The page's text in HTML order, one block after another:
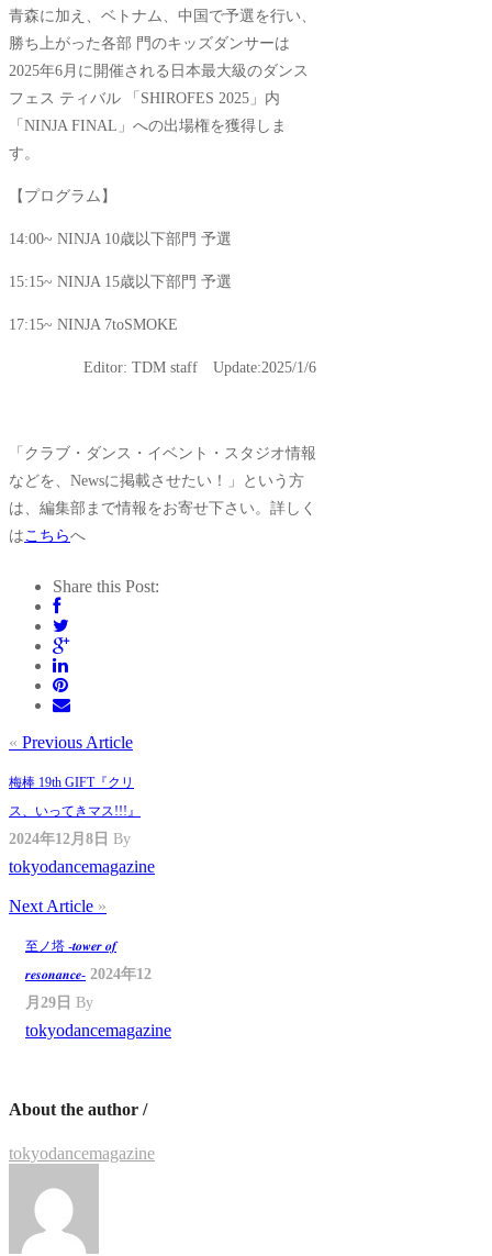
青森に加え、ベトナム、中国で予選を行い、
勝ち上がった各部 門のキッズダンサーは
2025年6月に開催される日本最大級のダンス
フェス ティバル 「SHIROFES 2025」内
「NINJA FINAL」への出場権を獲得しま
す。
【プログラム】
14:00~ NINJA 10歳以下部門 予選
15:15~ NINJA 15歳以下部門 予選
17:15~ NINJA 7toSMOKE
Editor: TDM staff Update:2025/1/6
「クラブ・ダンス・イベント・スタジオ情報
などを、Newsに掲載させたい！」という方
は、編集部まで情報をお寄せ下さい。詳しく
はこちらへ
Share this Post:
« Previous Article
梅棒 19th GIFT『クリ
ス、いってきマス!!!』
2024年12月8日 By
tokyodancemagazine
Next Article »
至ノ塔 -𝒕𝒐𝒘𝒆𝒓 𝒐𝒇
𝒓𝒆𝒔𝒐𝒏𝒂𝒏𝒄𝒆- 2024年12
月29日 By
tokyodancemagazine
About the author /
tokyodancemagazine